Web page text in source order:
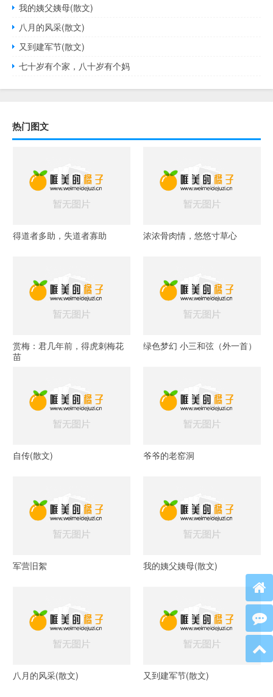
我的姨父姨母(散文)
八月的风采(散文)
又到建军节(散文)
七十岁有个家，八十岁有个妈
热门图文
得道者多助，失道者寡助 浓浓骨肉情，悠悠寸草心
赏梅：君几年前，得虎刺梅花
苗
绿色梦幻 小三和弦（外一首）
自传(散文) 爷爷的老窑洞
军营旧絮 我的姨父姨母(散文)
八月的风采(散文) 又到建军节(散文)